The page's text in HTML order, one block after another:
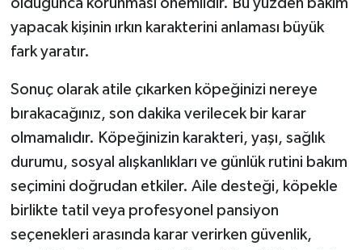
olduğunca korunması önemlidir. Bu yüzden bakım
yapacak kişinin ırkın karakterini anlaması büyük
fark yaratır.
Sonuç olarak atile çıkarken köpeğinizi nereye
bırakacağınız, son dakika verilecek bir karar
olmamalıdır. Köpeğinizin karakteri, yaşı, sağlık
durumu, sosyal alışkanlıkları ve günlük rutini bakım
seçimini doğrudan etkiler. Aile desteği, köpekle
birlikte tatil veya profesyonel pansiyon
seçenekleri arasında karar verirken güvenlik,